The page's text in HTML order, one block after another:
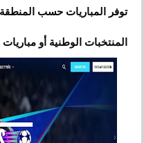
توفر المباريات حسب
المنتخبات الوطنية أو